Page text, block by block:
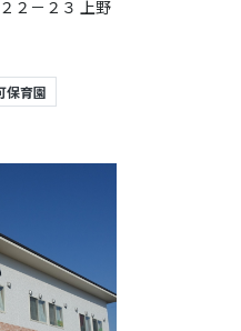
２－２３ 上野
保育園